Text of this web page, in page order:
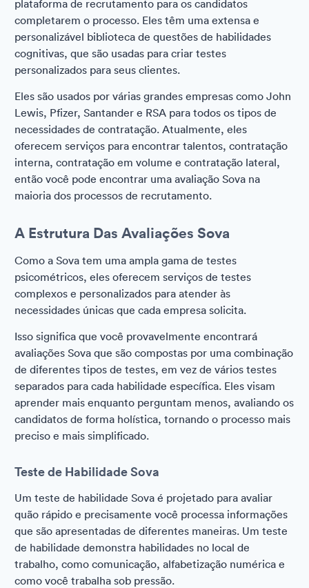
plataforma de recrutamento para os candidatos
completarem o processo. Eles têm uma extensa e
personalizável biblioteca de questões de habilidades
cognitivas, que são usadas para criar testes
personalizados para seus clientes.
Eles são usados por várias grandes empresas como John
Lewis, Pfizer, Santander e RSA para todos os tipos de
necessidades de contratação. Atualmente, eles
oferecem serviços para encontrar talentos, contratação
interna, contratação em volume e contratação lateral,
então você pode encontrar uma avaliação Sova na
maioria dos processos de recrutamento.
A Estrutura Das Avaliações Sova
Como a Sova tem uma ampla gama de testes
psicométricos, eles oferecem serviços de testes
complexos e personalizados para atender às
necessidades únicas que cada empresa solicita.
Isso significa que você provavelmente encontrará
avaliações Sova que são compostas por uma combinação
de diferentes tipos de testes, em vez de vários testes
separados para cada habilidade específica. Eles visam
aprender mais enquanto perguntam menos, avaliando os
candidatos de forma holística, tornando o processo mais
preciso e mais simplificado.
Teste de Habilidade Sova
Um teste de habilidade Sova é projetado para avaliar
quão rápido e precisamente você processa informações
que são apresentadas de diferentes maneiras. Um teste
de habilidade demonstra habilidades no local de
trabalho, como comunicação, alfabetização numérica e
como você trabalha sob pressão.